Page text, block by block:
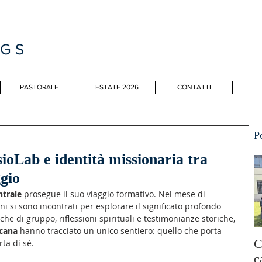
PASTORALE ESTATE 2026 CONTATTI
e identità missionaria tra
prosegue il suo viaggio formativo. Nel mese di
si sono incontrati per esplorare il significato profondo
di gruppo, riflessioni spirituali e testimonianze storiche,
hanno tracciato un unico sentiero: quello che porta
di sé.